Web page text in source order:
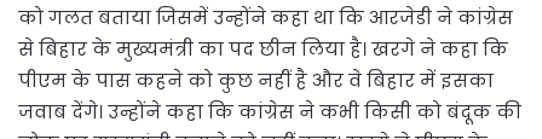
को गलत बताया जिसमें उन्होंने कहा था कि आरजेडी ने कांग्रेस
से बिहार के मुख्यमंत्री का पद छीन लिया है। खरगे ने कहा कि
पीएम के पास कहने को कुछ नहीं है और वे बिहार में इसका
जवाब देंगे। उन्होंने कहा कि कांग्रेस ने कभी किसी को बंदूक की